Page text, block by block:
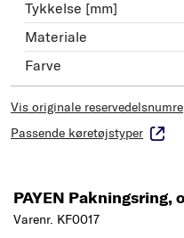
Tykkelse [mm]
Materiale
Farve
Vis originale reservedelsnumre
Passende køretøjstyper
PAYEN Pakningsring,
Varenr. KF0017